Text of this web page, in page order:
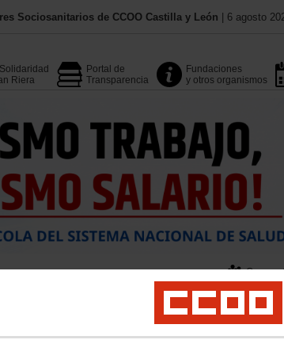
Sociosanitarios de CCOO Castilla y León | 6 agosto
Riera
Portal de
Transparencia
Fundaciones
y otros organismos
Conoce
Profesionales Formación Salud